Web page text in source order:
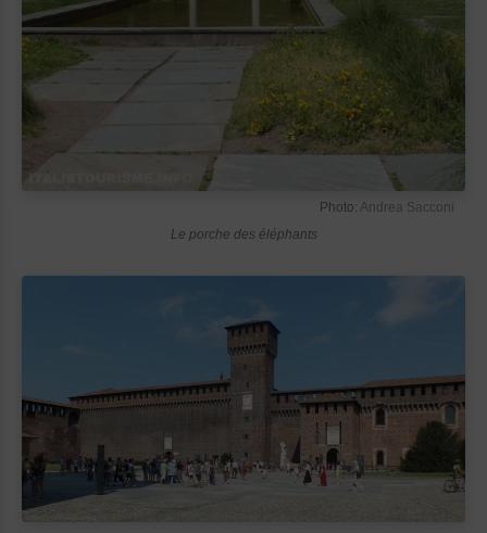
Photo: Andrea Sacconi
Le porche des éléphants